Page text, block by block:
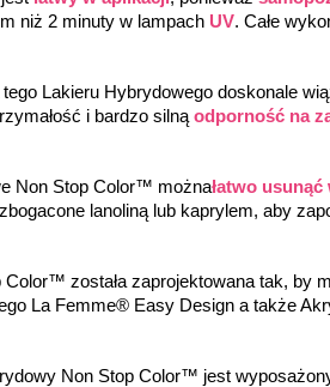
niż 2 minuty w lampach UV. Całe
tego Lakieru Hybrydowego doskonale
i bardzo silną odporność na
Non Stop Color™ możnałatwo
lanoliną lub kaprylem, aby
Color™ została zaprojektowana tak, by
La Femme® Easy Design a także
Non Stop Color™ jest